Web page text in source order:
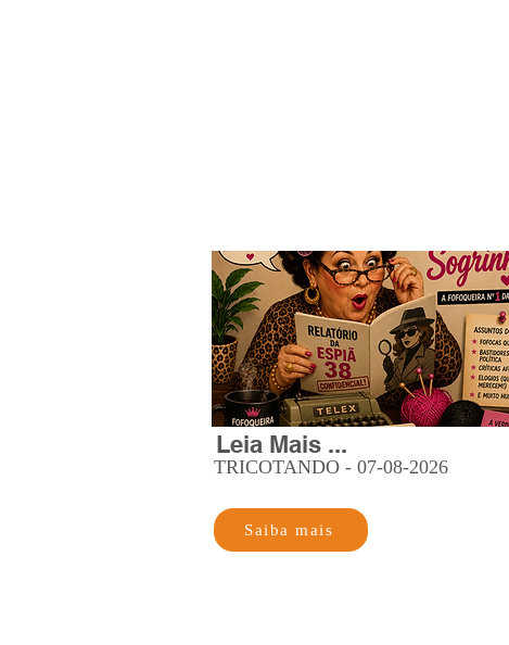
Leia Mais ...
TRICOTANDO - 07-08-2026
Saiba mais